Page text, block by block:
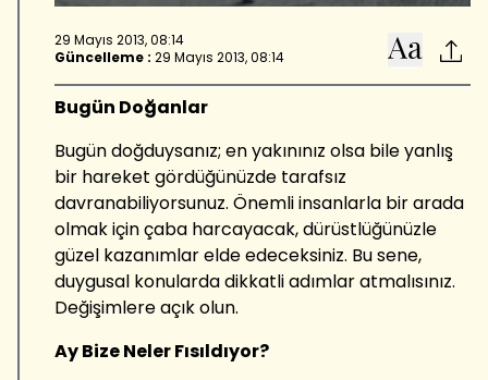
29 Mayıs 2013, 08:14
Güncelleme : 29 Mayıs 2013, 08:14
Bugün Doğanlar
Bugün doğduysanız; en yakınınız olsa bile yanlış
bir hareket gördüğünüzde tarafsız
davranabiliyorsunuz. Önemli insanlarla bir arada
olmak için çaba harcayacak, dürüstlüğünüzle
güzel kazanımlar elde edeceksiniz. Bu sene,
duygusal konularda dikkatli adımlar atmalısınız.
Değişimlere açık olun.
Ay Bize Neler Fısıldıyor?